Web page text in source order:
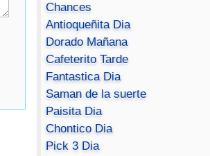
Chances
Antioqueñita Dia
Dorado Mañana
Cafeterito Tarde
Fantastica Dia
Saman de la suerte
Paisita Dia
Chontico Dia
Pick 3 Dia